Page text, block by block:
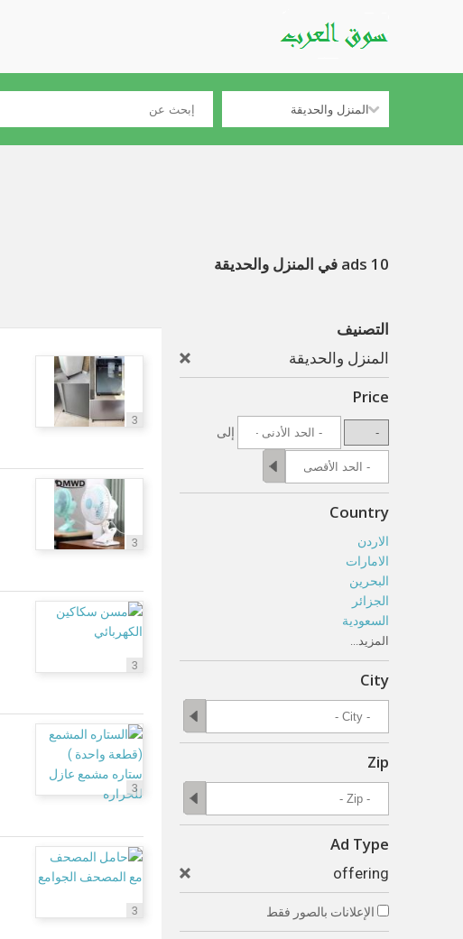
10 ads في المنزل والحديقة
التصنيف
المنزل والحديقة
Price
إلى
Country
الاردن
الامارات
البحرين
الجزائر
السعودية
المزيد...
City
Zip
Ad Type
offering
الإعلانات بالصور فقط
3
3
3
3
3